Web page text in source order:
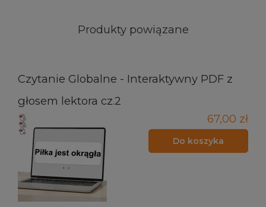
Produkty powiązane
Czytanie Globalne - Interaktywny PDF z
głosem lektora cz.2
67,00 zł
Do koszyka